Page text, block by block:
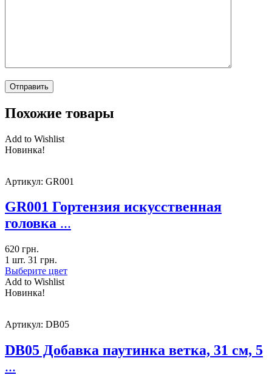
Похожие товары
Add to Wishlist
Новинка!
Артикул: GR001
GR001 Гортензия искусственная
головка ...
620 грн.
1 шт. 31 грн.
Выберите цвет
Add to Wishlist
Новинка!
Артикул: DB05
DB05 Добавка паутинка ветка, 31 см, 5
...